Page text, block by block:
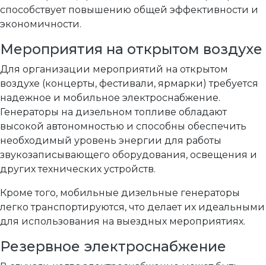
способствует повышению общей эффективности и
экономичности.
Мероприятия на открытом воздухе
Для организации мероприятий на открытом
воздухе (концерты, фестивали, ярмарки) требуется
надежное и мобильное электроснабжение.
Генераторы на дизельном топливе обладают
высокой автономностью и способны обеспечить
необходимый уровень энергии для работы
звукозаписывающего оборудования, освещения и
других технических устройств.
Кроме того, мобильные дизельные генераторы
легко транспортируются, что делает их идеальными
для использования на выездных мероприятиях.
Резервное электроснабжение